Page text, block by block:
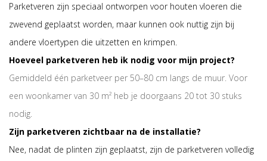
Parketveren zijn speciaal ontworpen voor houten vloeren die
zwevend geplaatst worden, maar kunnen ook nuttig zijn bij
andere vloertypen die uitzetten en krimpen.
Hoeveel parketveren heb ik nodig voor mijn project?
Gemiddeld één parketveer per 50–80 cm langs de muur. Voor
een woonkamer van 30 m² heb je doorgaans 20 tot 30 stuks
nodig.
Zijn parketveren zichtbaar na de installatie?
Nee, nadat de plinten zijn geplaatst, zijn de parketveren volledig